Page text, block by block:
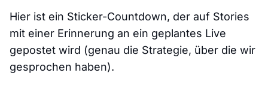
Hier ist ein Sticker-Countdown, der auf Stories
mit einer Erinnerung an ein geplantes Live
gepostet wird (genau die Strategie, über die wir
gesprochen haben).